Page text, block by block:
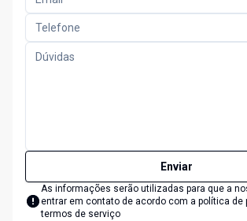
Enviar
As informações serão utilizadas para que a
entrar em contato de acordo com a política de
termos de serviço